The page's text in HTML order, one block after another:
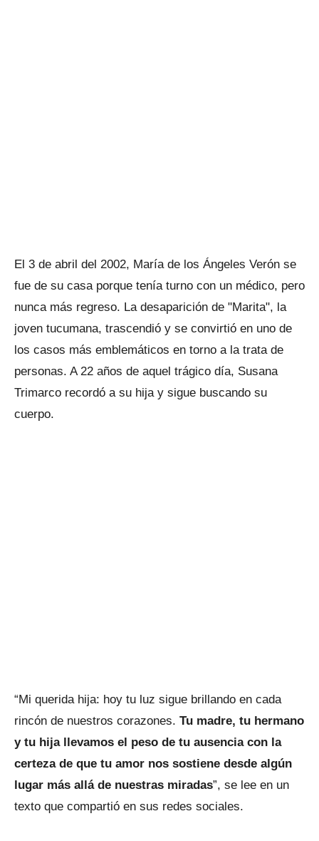
El 3 de abril del 2002, María de los Ángeles Verón se
fue de su casa porque tenía turno con un médico, pero
nunca más regreso. La desaparición de "Marita", la
joven tucumana, trascendió y se convirtió en uno de
los casos más emblemáticos en torno a la trata de
personas. A 22 años de aquel trágico día, Susana
Trimarco recordó a su hija y sigue buscando su
cuerpo.
“Mi querida hija: hoy tu luz sigue brillando en cada
rincón de nuestros corazones. Tu madre, tu hermano
y tu hija llevamos el peso de tu ausencia con la
certeza de que tu amor nos sostiene desde algún
lugar más allá de nuestras miradas”, se lee en un
texto que compartió en sus redes sociales.